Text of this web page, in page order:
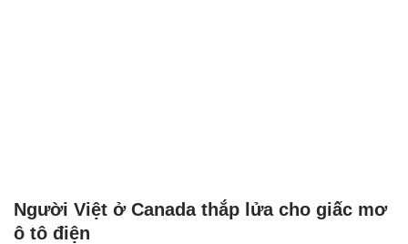
Người Việt ở Canada thắp lửa cho giấc mơ
ô tô điện